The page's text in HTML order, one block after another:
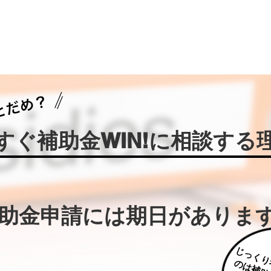
ぐ補助金WIN!に相談する
金申請には期日がありま